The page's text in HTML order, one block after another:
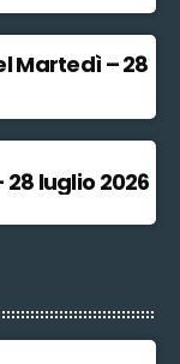
Martedì – 28
luglio 2026